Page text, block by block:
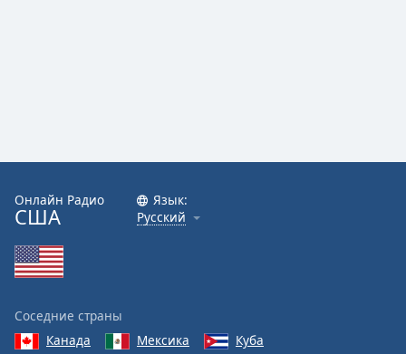
Онлайн Радио
США
Язык:
Русский
Соседние страны
Канада
Мексика
Куба